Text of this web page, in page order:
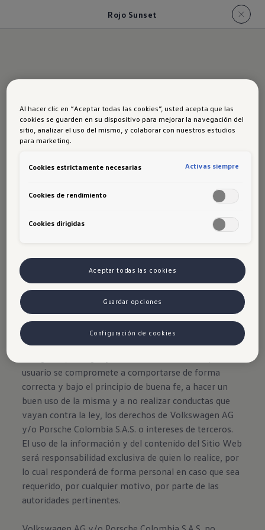
Rojo Sunset
Rojo Sunset
Rojo Sunset
Disclaimer de Volkswagen
usuario se compromete a comportarse de forma
correcta y bajo el principio de buena fe, a hacer un
buen uso de la misma y a no realizar conductas que
vayan contra la ley, los derechos de Volkswagen AG
y/o Porsche Colombia S.A.S. o intereses de terceros.
El uso de la información y del contenido del Sitio Web
será responsabilidad exclusiva de quien lo realice, por
lo cual responderá de forma personal en caso que sea
requerido, por cualquier motivo, por parte de las
autoridades pertinentes.
Al hacer clic en “Aceptar todas las cookies”, usted acepta que las
cookies se guarden en su dispositivo para mejorar la navegación del
sitio, analizar el uso del mismo, y colaborar con nuestros estudios
para marketing.
Cookies estrictamente necesarias Activas siempre
Cookies de rendimiento
Cookies dirigidas
Aceptar todas las cookies
Guardar opciones
Configuración de cookies